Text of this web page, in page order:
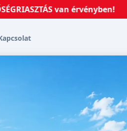
van érvényben!